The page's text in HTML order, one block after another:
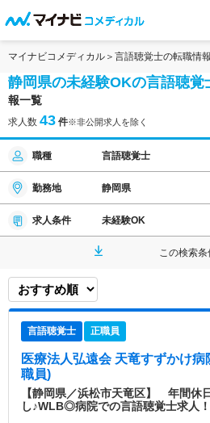
マイナビコメディカル 言語聴覚士の転職情報
静岡県の未経験OKの言語聴覚
報一覧
求人数 43 件※非公開求人を除く
職種 言語聴覚士
勤務地 静岡県
求人条件 未経験OK
この検索
言語聴覚士 正職員
医療法人弘遠会 天竜すずかけ病
職員)
【静岡県／浜松市天竜区】 年間休
し♪WLB◎病院での言語聴覚士求人！